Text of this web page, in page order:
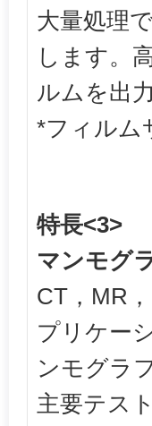
大量処理
します。
ルムを出
*フィルム
特長<3>
マンモグ
CT，MR
プリケー
ンモグラ
主要テス